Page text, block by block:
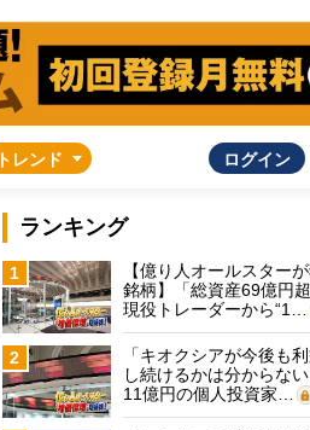
トレンド ログイン
ランキング
1
【億り人オールスター
銘柄】「総資産69億円
現役トレーダーから“1…
2
「キオクシアが今後も
し続けるかは分からな
11億円の個人投資家…